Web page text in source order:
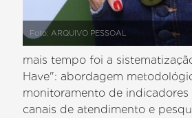
Foto: ARQUIVO PESSOAL
mais tempo foi a
Have": abordagem
monitoramento de
canais de atendimento e